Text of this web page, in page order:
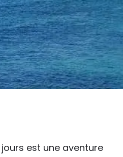
est une aventure